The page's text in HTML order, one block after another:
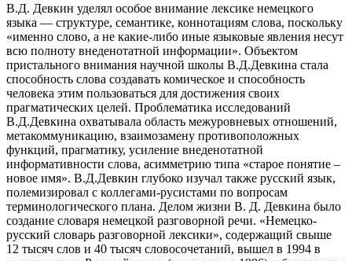
В.Д. Девкин уделял особое внимание лексике немецкого
языка — структуре, семантике, коннотациям слова, поскольку
«именно слово, а не какие-либо иные языковые явления несут
всю полноту внеденотатной информации». Объектом
пристального внимания научной школы В.Д.Девкина стала
способность слова создавать комическое и способность
человека этим пользоваться для достижения своих
прагматических целей. Проблематика исследований
В.Д.Девкина охватывала область межуровневых отношений,
метакоммуникацию, взаимозамену противоположных
функций, прагматику, усиление внеденотатной
информативности слова, асимметрию типа «старое понятие –
новое имя». В.Д.Девкин глубоко изучал также русский язык,
полемизировал с коллегами-русистами по вопросам
терминологического плана. Делом жизни В. Д. Девкина было
создание словаря немецкой разговорной речи. «Немецко-
русский словарь разговорной лексики», содержащий свыше
12 тысяч слов и 40 тысяч словосочетаний, вышел в 1994 в